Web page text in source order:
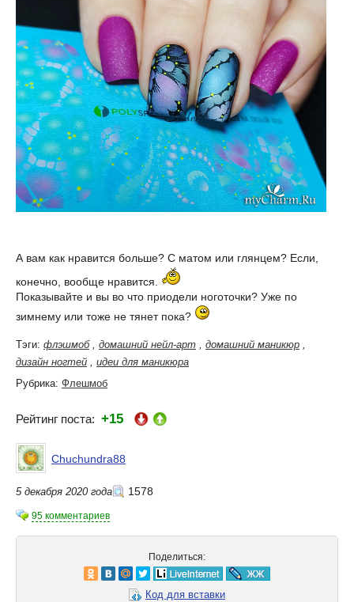
А вам как нравится больше? С матом или глянцем? Если,
конечно, вообще нравится.
Показывайте и вы во что приодели ноготочки? Уже по
зимнему или тоже не тянет пока?
Тэги: флэшмоб, домашний нейл-арт , домашний маникюр ,
дизайн ногтей , идеи для маникюра
Рубрика: Флешмоб
Рейтинг поста: +15
Chuchundra88
5 декабря 2020 года 1578
95 комментариев
Поделиться:
Код для вставки